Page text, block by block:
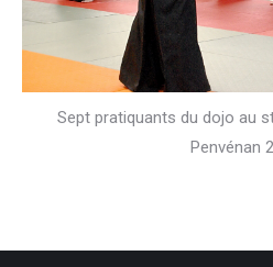
Sept pratiquants du dojo au
Penvénan